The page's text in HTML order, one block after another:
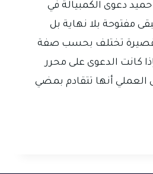
دعوى الكمبيالة في
مفتوحة بلا نهاية بل
قصيرة تختلف بحسب صفة
كانت الدعوى على محرر
العملي أنها تتقادم بمضي